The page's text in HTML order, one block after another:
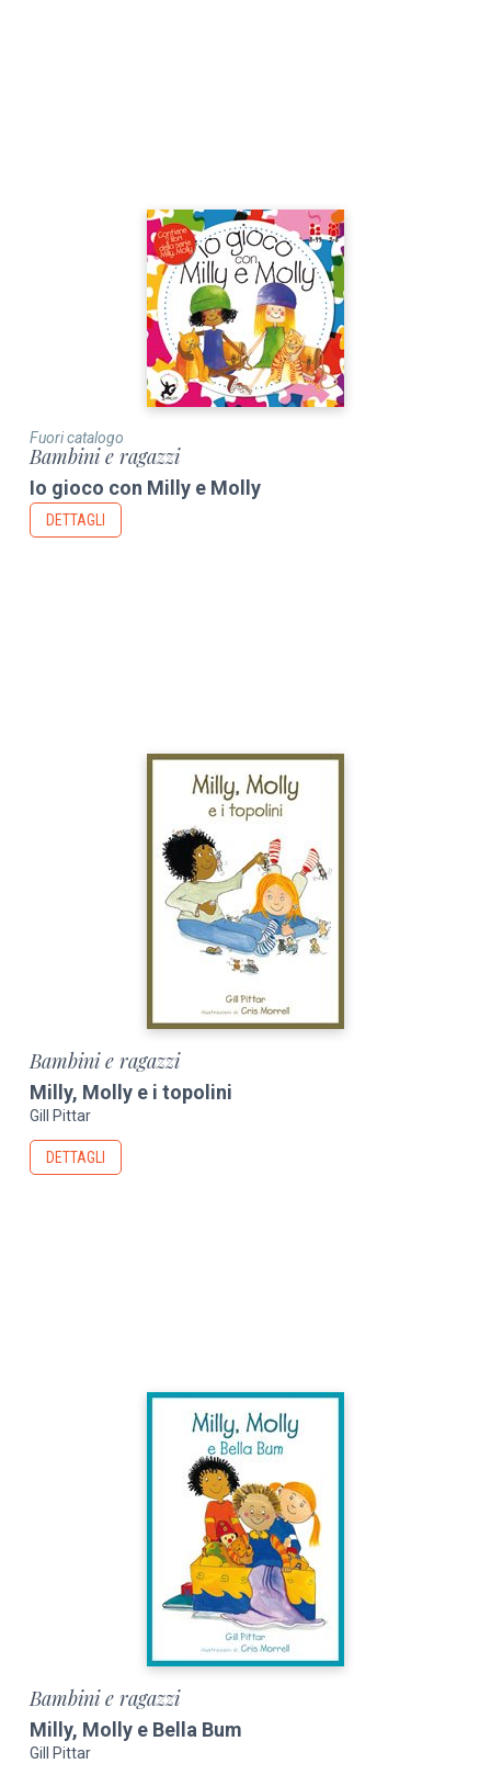
Fuori catalogo
Bambini e ragazzi
Io gioco con Milly e Molly
DETTAGLI
Bambini e ragazzi
Milly, Molly e i topolini
Gill Pittar
DETTAGLI
Bambini e ragazzi
Milly, Molly e Bella Bum
Gill Pittar